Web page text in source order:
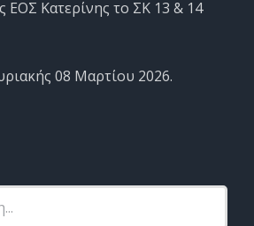
ΕΟΣ Κατερίνης το ΣΚ 13 & 14
08 Μαρτίου 2026.